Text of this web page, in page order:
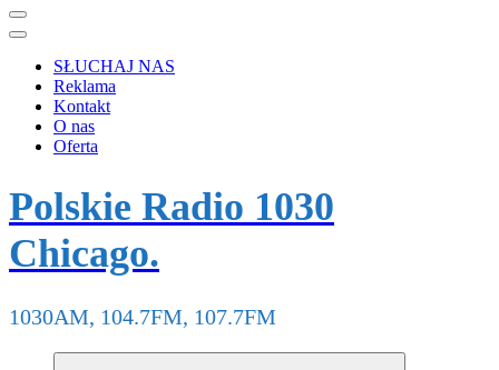
SŁUCHAJ NAS
Reklama
Kontakt
O nas
Oferta
Polskie Radio 1030
Chicago.
1030AM, 104.7FM, 107.7FM